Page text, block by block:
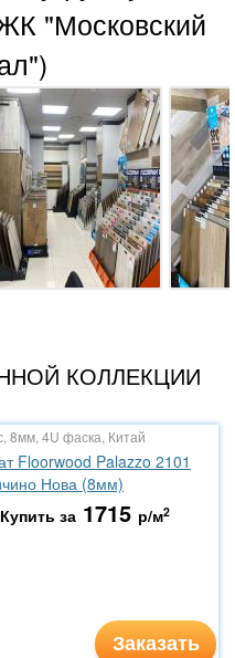
"Московский
КОЛЛЕКЦИИ
8мм, 4U фаска, Китай
Floorwood Palazzo 2101
Нова (8мм)
Купить за 1715 р/м2
Заказать